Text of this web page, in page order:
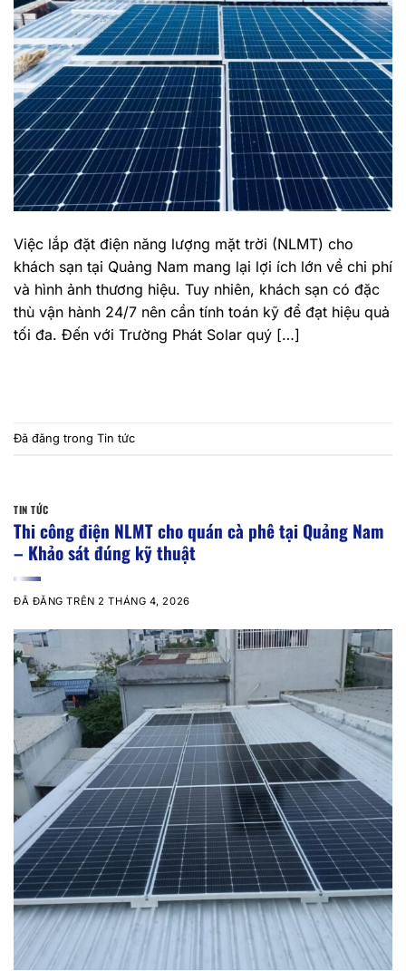
Việc lắp đặt điện năng lượng mặt trời (NLMT) cho
khách sạn tại Quảng Nam mang lại lợi ích lớn về chi phí
và hình ảnh thương hiệu. Tuy nhiên, khách sạn có đặc
thù vận hành 24/7 nên cần tính toán kỹ để đạt hiệu quả
tối đa. Đến với Trường Phát Solar quý […]
Đã đăng trong Tin tức
TIN TỨC
Thi công điện NLMT cho quán cà phê tại Quảng Nam
– Khảo sát đúng kỹ thuật
ĐÃ ĐĂNG TRÊN2 THÁNG 4, 2026